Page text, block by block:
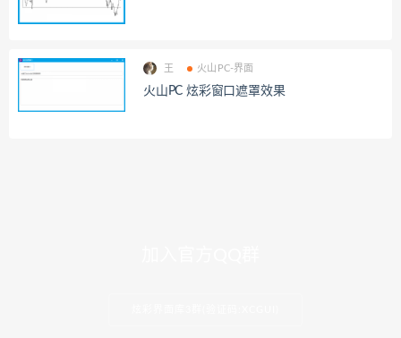
王 火山PC-界面
火山PC 炫彩窗口遮罩效果